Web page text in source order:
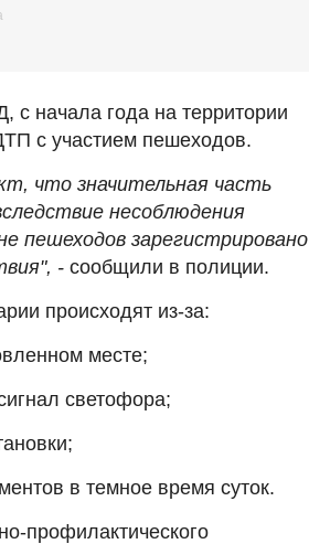
с начала года на территории
с участием пешеходов.
что значительная часть
несоблюдения
пешеходов зарегистрировано
- сообщили в полиции.
происходят из-за:
месте;
светофора;
в темное время суток.
профилактического